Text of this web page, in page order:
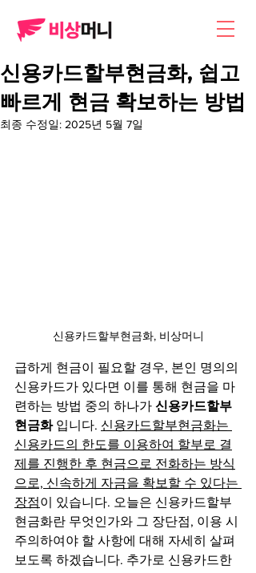
신용카드할부현금화, 쉽고
빠르게 현금 확보하는 방법
최종 수정일: 2025년 5월 7일
신용카드할부현금화, 비상머니
급하게 현금이 필요할 경우, 본인 명의의
신용카드가 있다면 이를 통해 현금을 마
련하는 방법 중의 하나가 신용카드할부
현금화 입니다. 신용카드할부현금화는
신용카드의 한도를 이용하여 할부로 결
제를 진행한 후 현금으로 전화하는 방식
으로, 신속하게 자금을 확보할 수 있다는
장점이 있습니다. 오늘은 신용카드할부
현금화란 무엇인가와 그 장단점, 이용 시
주의하여야 할 사항에 대해 자세히 살펴
보도록 하겠습니다. 추가로 신용카드한